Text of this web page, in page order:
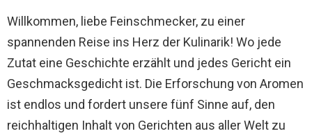
Willkommen, liebe Feinschmecker, zu einer
spannenden Reise ins Herz der Kulinarik! Wo jede
Zutat eine Geschichte erzählt und jedes Gericht ein
Geschmacksgedicht ist. Die Erforschung von Aromen
ist endlos und fordert unsere fünf Sinne auf, den
reichhaltigen Inhalt von Gerichten aus aller Welt zu